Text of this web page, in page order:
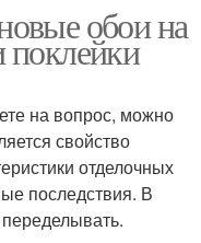
обои на
поклейки
на вопрос, можно
свойство
отделочных
последствия. В
переделывать.